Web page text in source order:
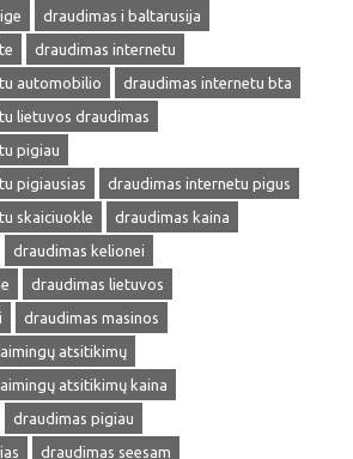
draudimas i baltarusija
draudimas internetu
automobilio
draudimas internetu bta
lietuvos draudimas
pigiau
pigiausias
draudimas internetu pigus
skaiciuokle
draudimas kaina
draudimas kelionei
draudimas lietuvos
draudimas masinos
atsitikimų
atsitikimų kaina
draudimas pigiau
draudimas seesam